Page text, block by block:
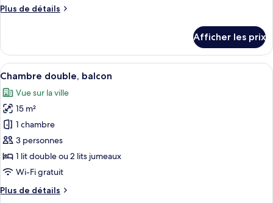
chambre :
de
base
Plus de détails
Plus
Chambre
simple
de
Afficher les prix
Afficher
toutes
les
photos
pour
ce
type
de
chambre :
Chambre
Une chambre moderne avec un
9
Chambre double, balcon
Vue sur la ville
15 m²
1 chambre
3 personnes
1 lit double ou 2 lits jumeaux
Wi-Fi gratuit
Plus de détails
Plus